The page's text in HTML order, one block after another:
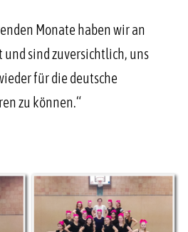
Monate haben wir an
sind zuversichtlich, uns
für die deutsche
zu können.“